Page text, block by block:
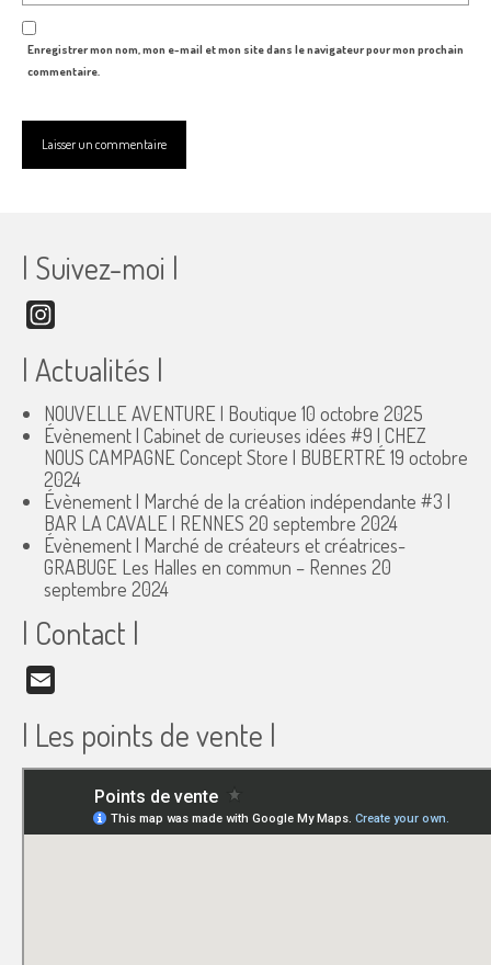
Enregistrer mon nom, mon e-mail et mon site dans le navigateur pour mon prochain
commentaire.
| Suivez-moi |
| Actualités |
NOUVELLE AVENTURE | Boutique 10 octobre 2025
Évènement | Cabinet de curieuses idées #9 | CHEZ
NOUS CAMPAGNE Concept Store | BUBERTRÉ 19 octobre
2024
Évènement | Marché de la création indépendante #3 |
BAR LA CAVALE | RENNES 20 septembre 2024
Évènement | Marché de créateurs et créatrices-
GRABUGE Les Halles en commun – Rennes 20
septembre 2024
| Contact |
| Les points de vente |